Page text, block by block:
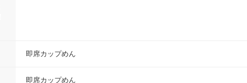
即席カップめん
即席カップめん